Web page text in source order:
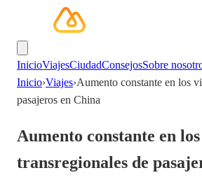
InicioViajesCiudadConsejosSobre
Inicio›Viajes›Aumento constante en los
pasajeros en China
Aumento constante en
transregionales de